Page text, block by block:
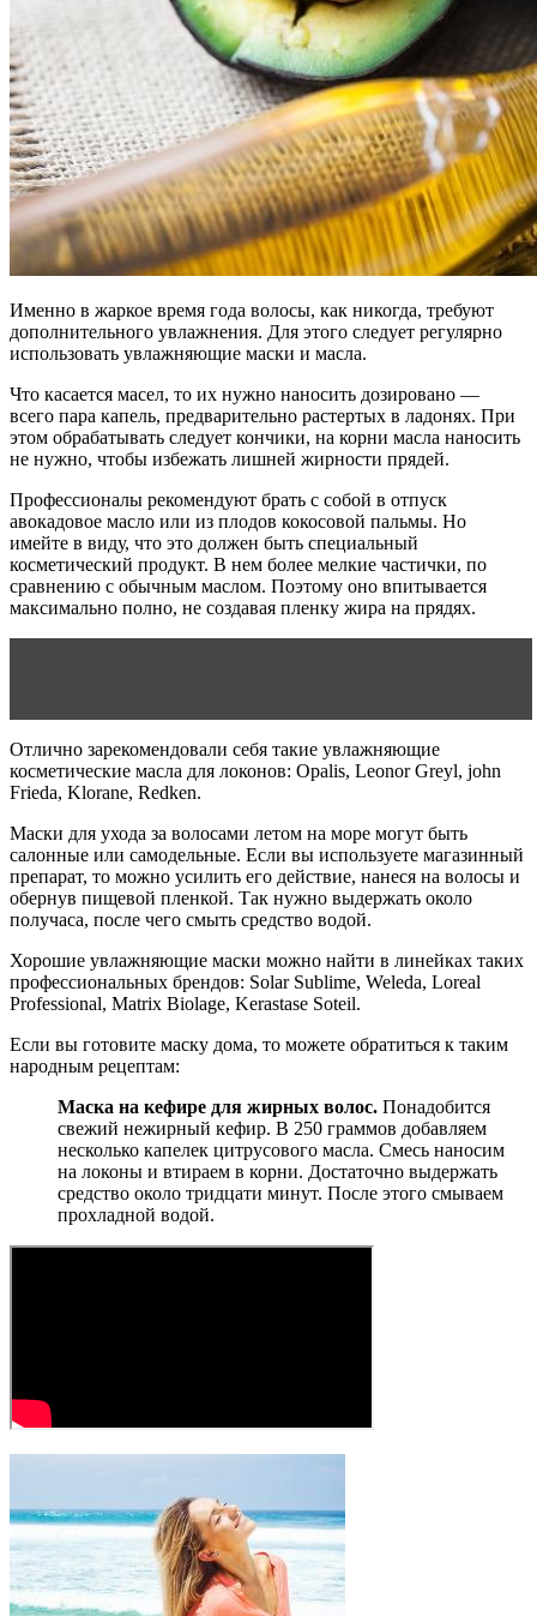
Именно в жаркое время года волосы, как никогда, требуют
дополнительного увлажнения. Для этого следует регулярно
использовать увлажняющие маски и масла.
Что касается масел, то их нужно наносить дозировано —
всего пара капель, предварительно растертых в ладонях. При
этом обрабатывать следует кончики, на корни масла наносить
не нужно, чтобы избежать лишней жирности прядей.
Профессионалы рекомендуют брать с собой в отпуск
авокадовое масло или из плодов кокосовой пальмы. Но
имейте в виду, что это должен быть специальный
косметический продукт. В нем более мелкие частички, по
сравнению с обычным маслом. Поэтому оно впитывается
максимально полно, не создавая пленку жира на прядях.
Отлично зарекомендовали себя такие увлажняющие
косметические масла для локонов: Opalis, Leonor Greyl, john
Frieda, Klorane, Redken.
Маски для ухода за волосами летом на море могут быть
салонные или самодельные. Если вы используете магазинный
препарат, то можно усилить его действие, нанеся на волосы и
обернув пищевой пленкой. Так нужно выдержать около
получаса, после чего смыть средство водой.
Хорошие увлажняющие маски можно найти в линейках таких
профессиональных брендов: Solar Sublime, Weleda, Loreal
Professional, Matrix Biolage, Kerastase Soteil.
Если вы готовите маску дома, то можете обратиться к таким
народным рецептам:
Маска на кефире для жирных волос. Понадобится
свежий нежирный кефир. В 250 граммов добавляем
несколько капелек цитрусового масла. Смесь наносим
на локоны и втираем в корни. Достаточно выдержать
средство около тридцати минут. После этого смываем
прохладной водой.